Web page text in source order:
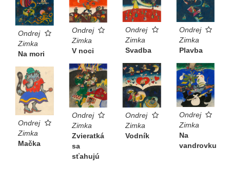
Ondrej
Zimka
Svadba
Ondrej
Zimka
Plavba
Ondrej
Zimka
V noci
Ondrej
Zimka
Na mori
Ondrej
Zimka
Vodník
Ondrej
Zimka
Na
vandrovku
Ondrej
Zimka
Zvieratká
sa
sťahujú
Ondrej
Zimka
Mačka